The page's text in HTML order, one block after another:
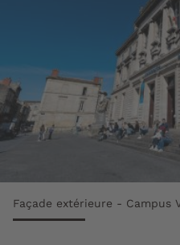
Façade extérieure -